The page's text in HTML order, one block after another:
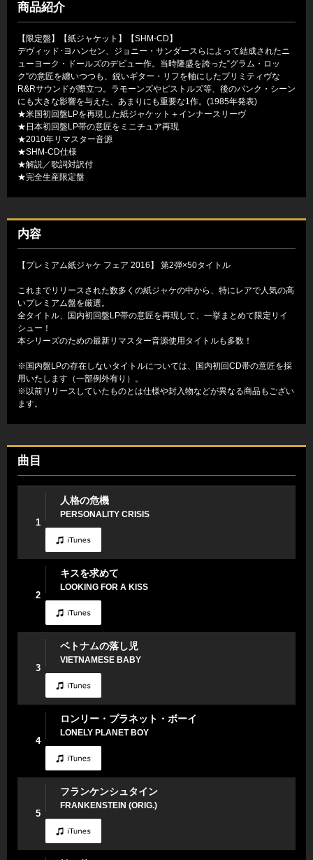
商品紹介
【限定盤】【紙ジャケット】【SHM-CD】
デヴィッド･ヨハンセン、ジョニー・サンダースらによって結成されたニ
ューヨーク・ドールズのデビュー作。当時隆盛を誇った“グラム・ロッ
ク”の意匠を纏いつつも、鋭いギター・リフを軸にしたプリミティヴな
R&Rサウンドが際立つ。ラモーンズやピストルズ等、後のパンク・シーン
にも大きな影響を与えた、あまりにも重要な1作。(1985年発表)
★米国初回盤LPを再現した紙ジャケット＋インナースリーヴ
★日本初回盤LP帯の意匠をミニチュア再現
★2010年リマスター音源
★SHM-CD仕様
★解説／歌詞対訳付
★完全生産限定盤
内容
【プレミアム紙ジャケ フェア 2016】 第2弾×50タイトル
これまでリリースされた数多くの紙ジャケの中から、特にレアで人気の高
いプレミアム盤を厳選。
全タイトル、国内初回盤LP帯の意匠を再現して、一挙まとめて限定リイ
シュー！
本シリーズのための最新リマスター音源使用タイトルも多数！
※国内盤LPの存在しないタイトルについては、国内初回CD帯の意匠を採
用いたします（一部例外有り）。
※以前リリースしていたものとは仕様や封入物などが異なる商品もござい
ます。
曲目
1
人格の危機
PERSONALITY CRISIS
2
キスを求めて
LOOKING FOR A KISS
3
ベトナムの落し児
VIETNAMESE BABY
4
ロンリー・プラネット・ボーイ
LONELY PLANET BOY
5
フランケンシュタイン
FRANKENSTEIN (ORIG.)